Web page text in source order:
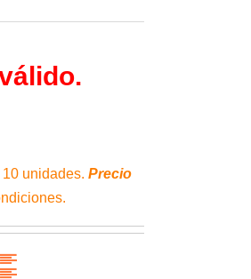
10 unidades.Precio